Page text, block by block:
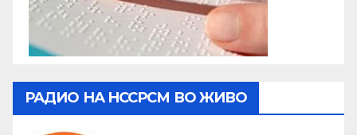
РАДИО НА НССРСМ ВО ЖИВО